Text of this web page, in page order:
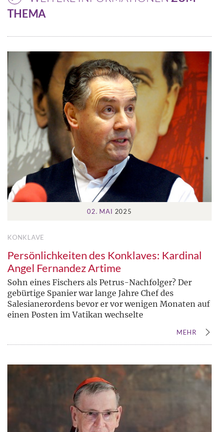
THEMA
02. MAI 2025
KONKLAVE
Persönlichkeiten des Konklaves: Kardinal
Angel Fernandez Artime
Sohn eines Fischers als Petrus-Nachfolger? Der
gebürtige Spanier war lange Jahre Chef des
Salesianerordens bevor er vor wenigen Monaten auf
einen Posten im Vatikan wechselte
MEHR